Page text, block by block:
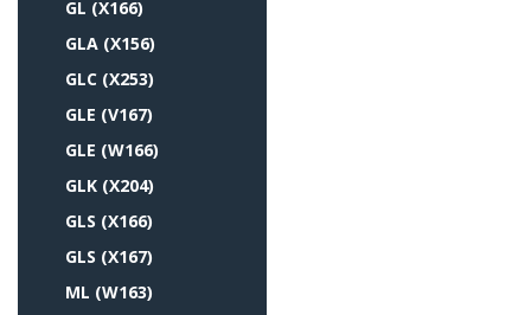
GL (X166)
GLA (X156)
GLC (X253)
GLE (V167)
GLE (W166)
GLK (X204)
GLS (X166)
GLS (X167)
ML (W163)